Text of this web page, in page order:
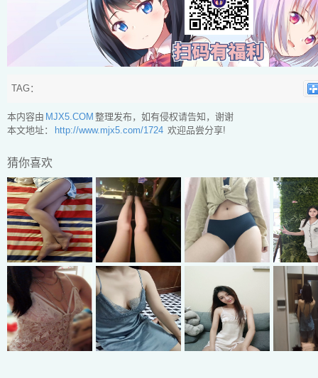
TAG：
本内容由 MJX5.COM 整理发布，如有侵权请告知，谢谢
本文地址：
http://www.mjx5.com/1724 欢迎品尝分享!
猜你喜欢